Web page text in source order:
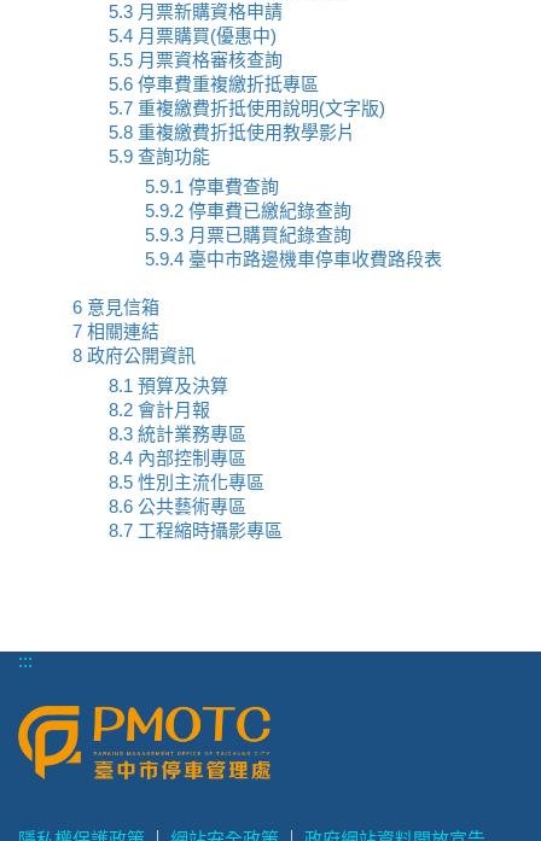
5.3 月票新購資格申請
5.4 月票購買(優惠中)
5.5 月票資格審核查詢
5.6 停車費重複繳折抵專區
5.7 重複繳費折抵使用說明(文字版)
5.8 重複繳費折抵使用教學影片
5.9 查詢功能
5.9.1 停車費查詢
5.9.2 停車費已繳紀錄查詢
5.9.3 月票已購買紀錄查詢
5.9.4 臺中市路邊機車停車收費路段表
6 意見信箱
7 相關連結
8 政府公開資訊
8.1 預算及決算
8.2 會計月報
8.3 統計業務專區
8.4 內部控制專區
8.5 性別主流化專區
8.6 公共藝術專區
8.7 工程縮時攝影專區
:::